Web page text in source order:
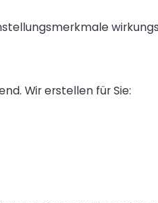
Wir erstellen für Sie: